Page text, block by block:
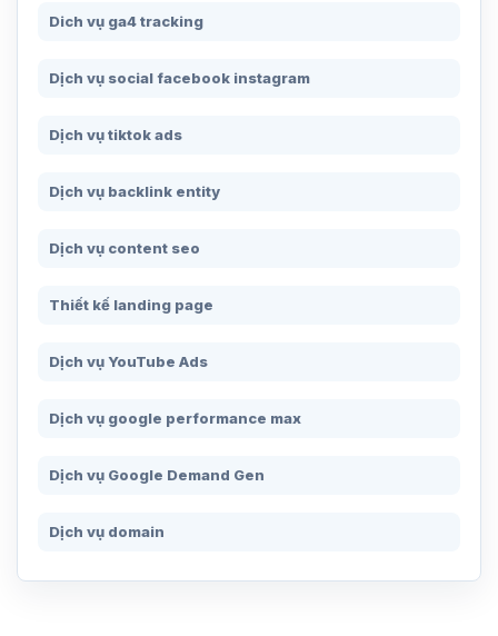
Dich vụ ga4 tracking
Dịch vụ social facebook instagram
Dịch vụ tiktok ads
Dịch vụ backlink entity
Dịch vụ content seo
Thiết kế landing page
Dịch vụ YouTube Ads
Dịch vụ google performance max
Dịch vụ Google Demand Gen
Dịch vụ domain